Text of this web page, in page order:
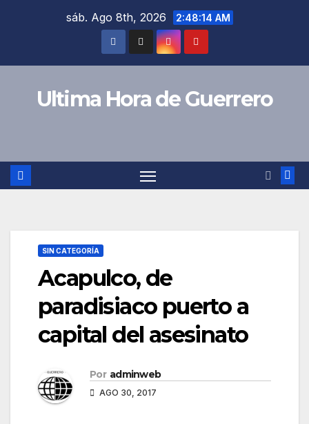
sáb. Ago 8th, 2026 2:48:15 AM
Ultima Hora de Guerrero
SIN CATEGORÍA
Acapulco, de
paradisiaco puerto a
capital del asesinato
Por adminweb
AGO 30, 2017